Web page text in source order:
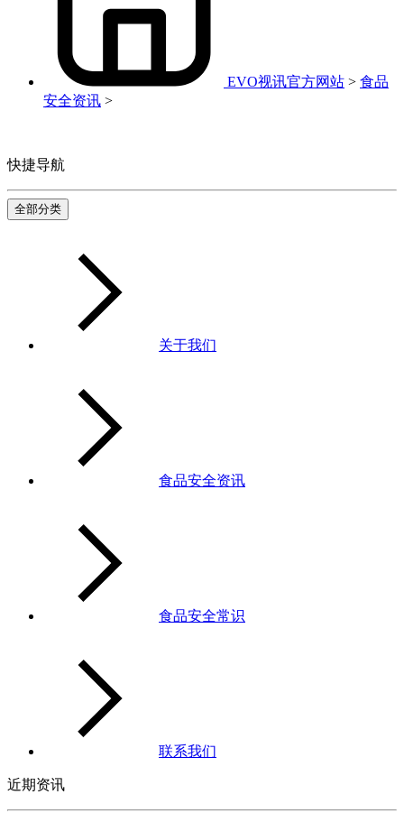
EVO视讯官方网站 > 食品
安全资讯 >
快捷导航
全部分类
关于我们
食品安全资讯
食品安全常识
联系我们
近期资讯